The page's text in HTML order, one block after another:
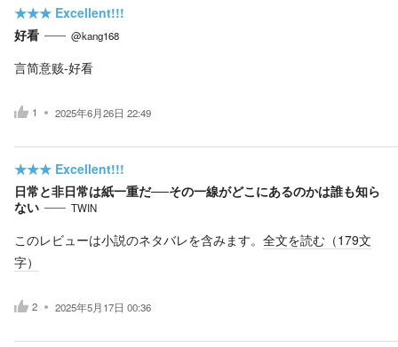
★★★ Excellent!!!
好看
@kang168
言简意赅-好看
1 2025年6月26日 22:49
★★★ Excellent!!!
日常と非日常は紙一重だ──その一線がどこにあるのかは誰も知ら
ない
TWIN
このレビューは小説のネタバレを含みます。 全文を読む（179文
字）
2 2025年5月17日 00:36